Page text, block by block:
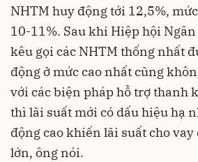
NHTM huy động tới 12,5%,
10-11%. Sau khi Hiệp hội
kêu gọi các NHTM thống nhất
động ở mức cao nhất cũng
với các biện pháp hỗ trợ thanh
thì lãi suất mới có dấu hiệu hạ
động cao khiến lãi suất cho
lớn, ông nói.